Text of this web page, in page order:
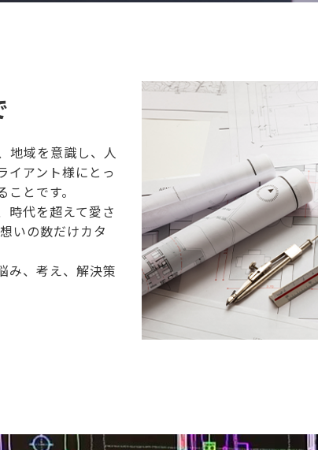
地域を意識し、人
イアント様にとっ
とです。
時代を超えて愛さ
いの数だけカタ
み、考え、解決策